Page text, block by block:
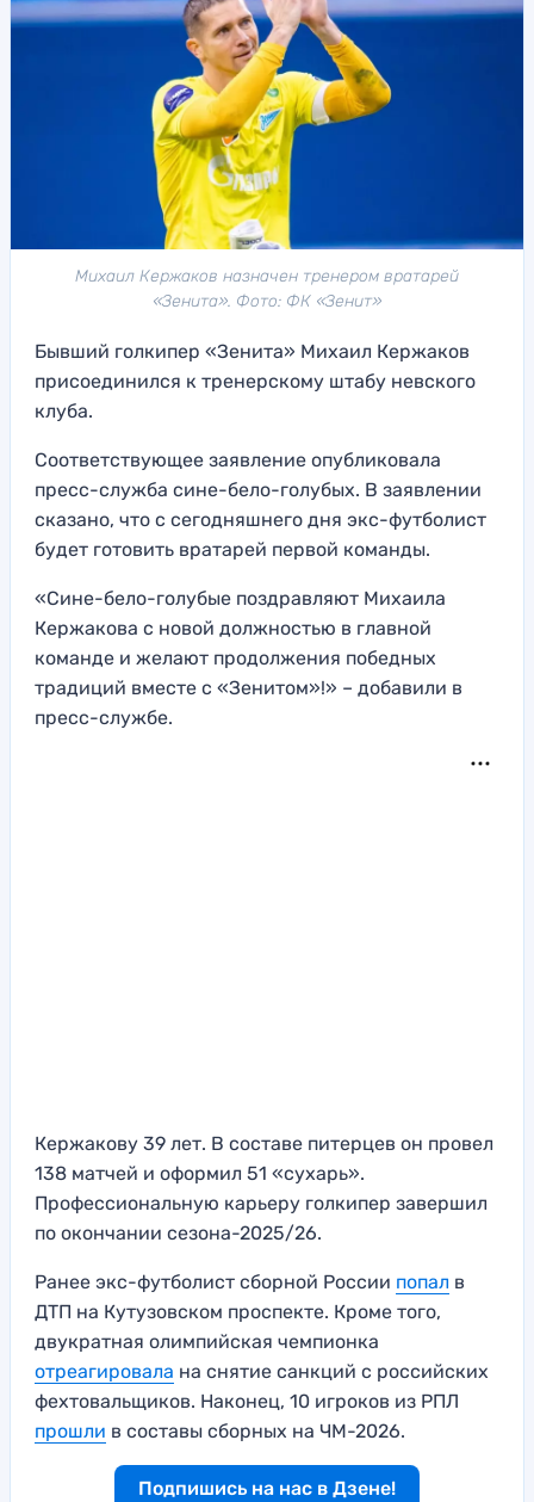
Михаил Кержаков назначен тренером вратарей
«Зенита». Фото: ФК «Зенит»
Бывший голкипер «Зенита» Михаил Кержаков
присоединился к тренерскому штабу невского
клуба.
Соответствующее заявление опубликовала
пресс-служба сине-бело-голубых. В заявлении
сказано, что с сегодняшнего дня экс-футболист
будет готовить вратарей первой команды.
«Сине-бело-голубые поздравляют Михаила
Кержакова с новой должностью в главной
команде и желают продолжения победных
традиций вместе с «Зенитом»!» – добавили в
пресс-службе.
Кержакову 39 лет. В составе питерцев он провел
138 матчей и оформил 51 «сухарь».
Профессиональную карьеру голкипер завершил
по окончании сезона-2025/26.
Ранее экс-футболист сборной России попал в
ДТП на Кутузовском проспекте. Кроме того,
двукратная олимпийская чемпионка
отреагировала на снятие санкций с российских
фехтовальщиков. Наконец, 10 игроков из РПЛ
прошли в составы сборных на ЧМ-2026.
Подпишись на нас в Дзене!